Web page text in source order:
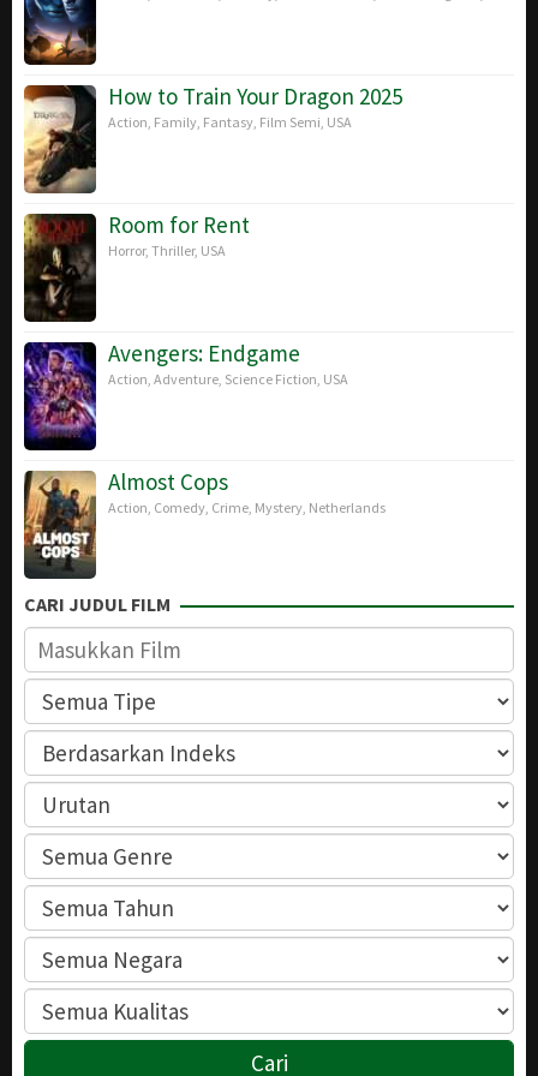
How to Train Your Dragon 2025
Action Family Fantasy Film Semi USA
Room for Rent
Horror, Thriller, USA
Avengers: Endgame
Action Adventure Science Fiction USA
Almost Cops
Action Comedy Crime Mystery Netherlands
CARI JUDUL FILM